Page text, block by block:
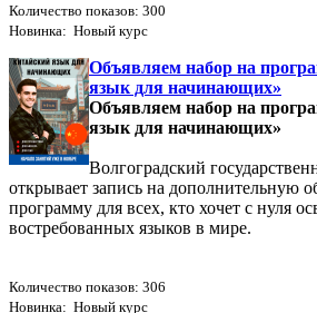
Количество показов: 300
Новинка: Новый курс
Объявляем набор на
язык для начинающих»
Объявляем набор на
язык для начинающих»
Волгоградский
открывает запись на дополнительную
программу для всех, кто хочет с нуля
востребованных языков в мире.
Количество показов: 306
Новинка: Новый курс